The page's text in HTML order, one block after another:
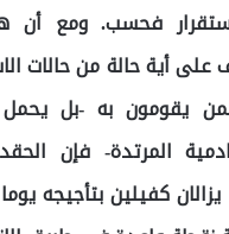
فحسب. ومع أن
أية حالة من حالات
يقومون به -بل
المرتدة- فإن
يزالان كفيلين بتأجيجه